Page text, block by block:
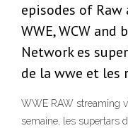
episodes of Raw
WWE, WCW
Network es
de la wwe et les
WWE RAW streaming
semaine, les supertars